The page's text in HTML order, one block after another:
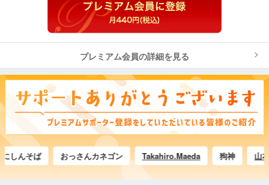
プレミアム会員の詳細を見る
そば おっさんカネゴン Takahiro.Maeda 山本